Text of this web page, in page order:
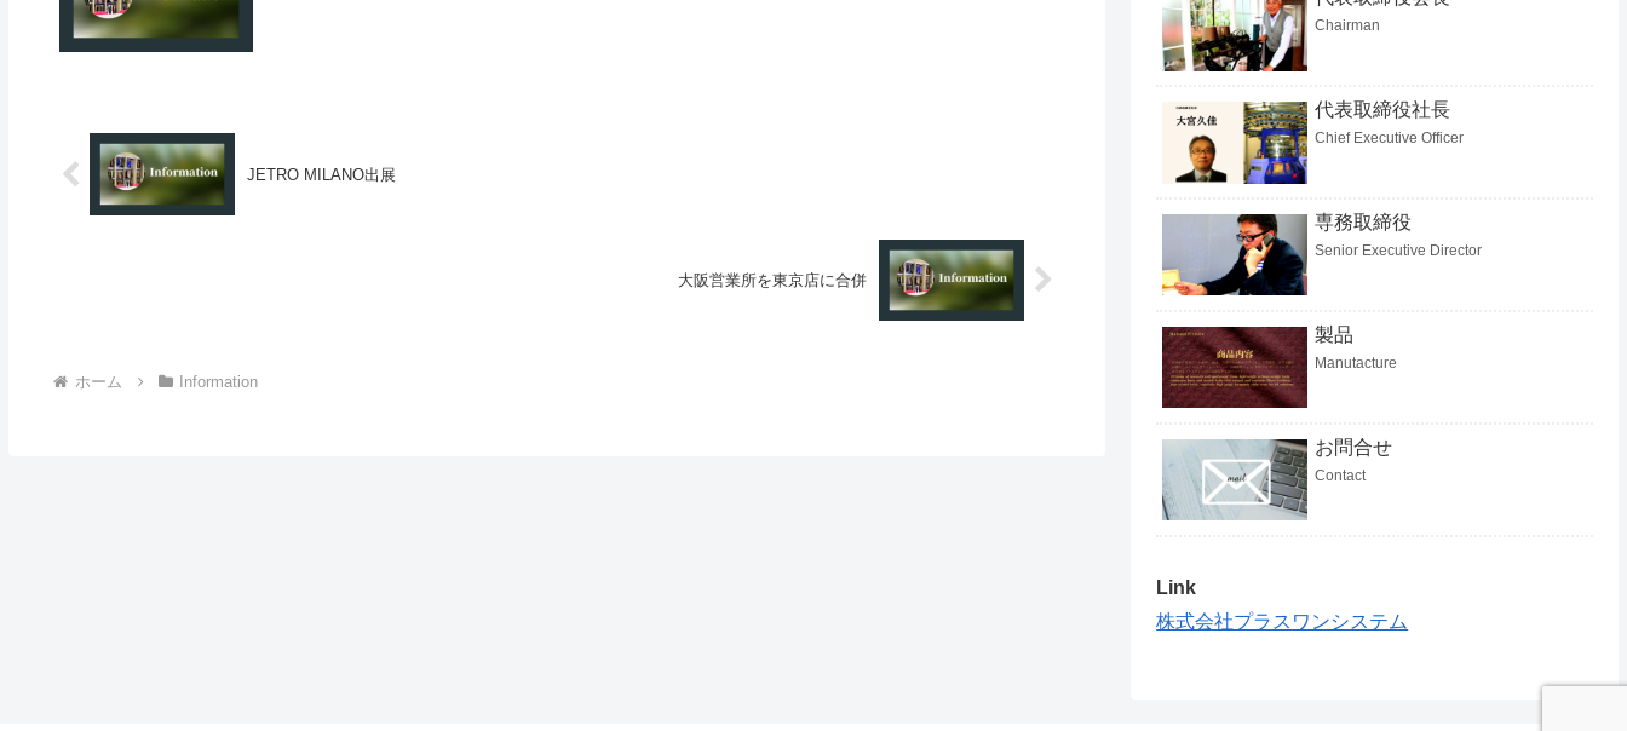
JETRO MILANO出展
大阪営業所を東京店に合併
ホーム Information
Chairman
代表取締役社長
Chief Executive Officer
専務取締役
Senior Executive Director
製品
Manutacture
お問合せ
Contact
Link
株式会社プラスワンシステム